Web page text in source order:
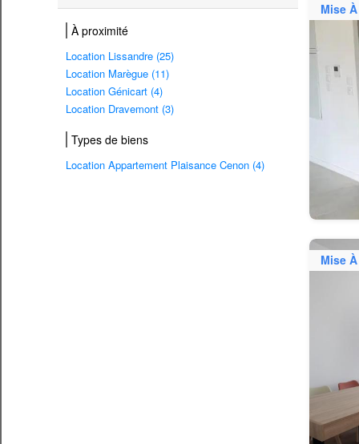
À proximité
Location Lissandre (25)
Location Marègue (11)
Location Génicart (4)
Location Dravemont (3)
Types de biens
Location Appartement Plaisance Cenon (4)
Mise
Mise